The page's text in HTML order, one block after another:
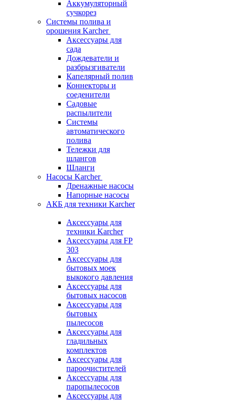
Аккумуляторный
сучкорез
Системы полива и
орошения Karcher
Аксессуары для
сада
Дождеватели и
разбрызгиватели
Капелярный полив
Коннекторы и
соеденители
Садовые
распылители
Системы
автоматического
полива
Тележки для
шлангов
Шланги
Насосы Karcher
Дренажные насосы
Напорные насосы
АКБ для техники Karcher
Аксессуары для
техники Karcher
Аксессуары для FP
303
Аксессуары для
бытовых моек
выкокого давления
Аксессуары для
бытовых насосов
Аксессуары для
бытовых
пылесосов
Аксессуары для
гладильных
комплектов
Аксессуары для
пароочистителей
Аксессуары для
паропылесосов
Аксессуары для